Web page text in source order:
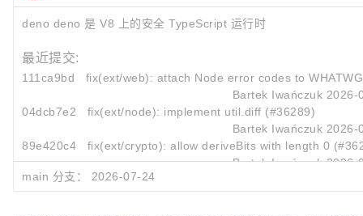
deno deno 是 V8 上的安全 TypeScript 运行时
最近提交:
111ca9bd
fix(ext/web): attach Node error codes to
Bartek Iwańczuk 2026-
04dcb7e2
fix(ext/node): implement util.diff (#36289)
Bartek Iwańczuk 2026-
89e420c4
fix(ext/crypto): allow deriveBits with length 0
Bartek Iwańczuk 2026-
main 分支：
2026-07-24